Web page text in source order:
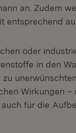
an. Zudem
entsprechend
oder
in den
zu unerwünschten
Wirkungen –
für die